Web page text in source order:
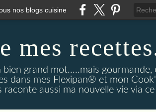
nos blogs cuisine
mes
grand mot.....mais gourmande,
dans mes Flexipan® et mon
aussi ma nouvelle vie via ce